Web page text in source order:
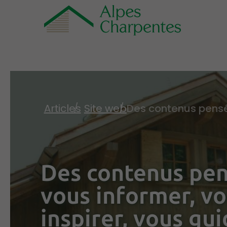
Articles Site web
Des contenus
vous informer,
inspirer, vous